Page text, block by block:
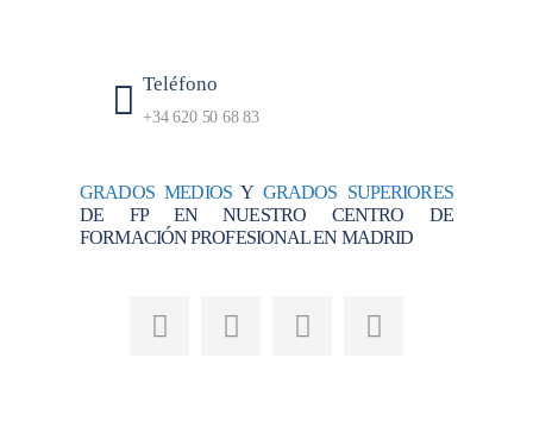
Teléfono
+34 620 50 68 83
GRADOS MEDIOSY GRADOS SUPERIORES
DE FP EN NUESTRO CENTRO DE
FORMACIÓN PROFESIONAL EN MADRID